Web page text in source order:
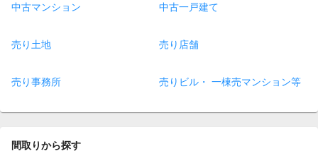
中古マンション 中古一戸建て
売り土地 売り店舗
売り事務所 売りビル・ 一棟売マンション等
間取りから探す